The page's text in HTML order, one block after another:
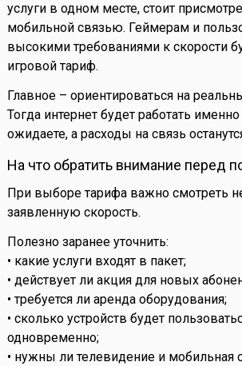
услуги в одном месте, стоит
мобильной связью. Геймерам и
высокими требованиями к скорости
игровой тариф.
Главное – ориентироваться на
Тогда интернет будет работать
ожидаете, а расходы на связь
На что обратить внимание перед
При выборе тарифа важно смотреть
заявленную скорость.
Полезно заранее уточнить:
• какие услуги входят в пакет;
• действует ли акция для новых
• требуется ли аренда оборудования;
• сколько устройств будет
одновременно;
• нужны ли телевидение и мобильная